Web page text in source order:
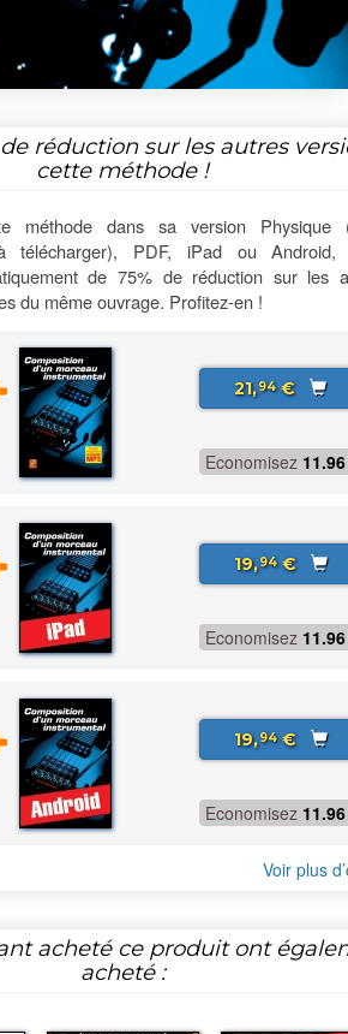
réduction sur les autres
cette méthode !
méthode dans sa version Physique
télécharger), PDF, iPad ou Android,
de 75% de réduction sur les
du même ouvrage. Profitez-en !
21,94€
Economisez 11.96
19,94€
Economisez 11.96
19,94€
Economisez 11.96
Voir plus
acheté ce produit ont
acheté :